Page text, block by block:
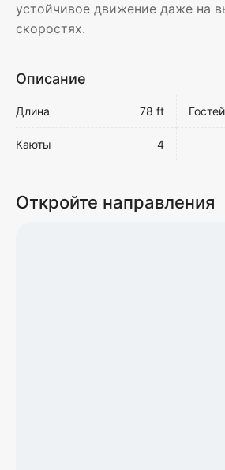
устойчивое движение даже на
скоростях.
Описание
Длина 78 ft Гостей
Каюты 4
Откройте направления